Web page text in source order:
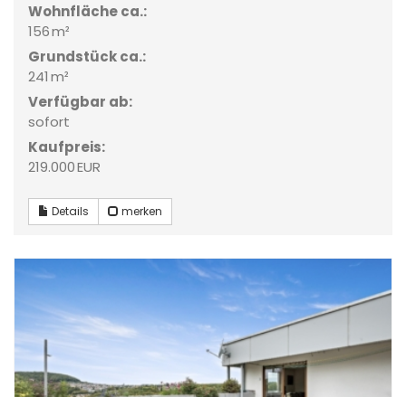
Wohnfläche ca.:
156 m²
Grund­stück ca.:
241 m²
Verfügbar ab:
sofort
Kaufpreis:
219.000 EUR
Details merken